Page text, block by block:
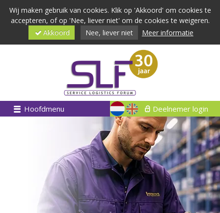
Wij maken gebruik van cookies. Klik op 'Akkoord' om cookies te
accepteren, of op 'Nee, liever niet' om de cookies te weigeren.
Akkoord
Nee, liever niet Meer informatie
Hoofdmenu Deelnemer login